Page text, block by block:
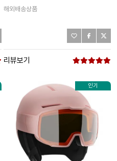
해외배송상품
리뷰보기
인기